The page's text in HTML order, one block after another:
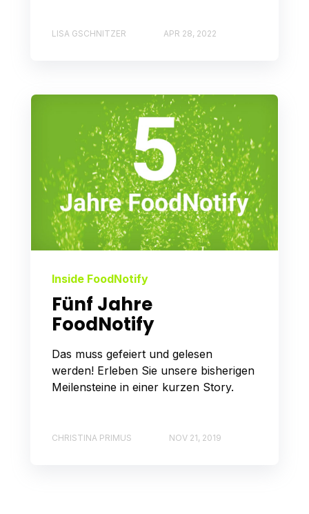
LISA GSCHNITZER APR 28, 2022
Inside FoodNotify
Fünf Jahre
FoodNotify
Das muss gefeiert und gelesen
werden! Erleben Sie unsere bisherigen
Meilensteine in einer kurzen Story.
CHRISTINA PRIMUS NOV 21, 2019